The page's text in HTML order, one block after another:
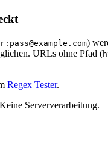
)
URLs ohne Pfad (
Regex Tester.
Serververarbeitung.